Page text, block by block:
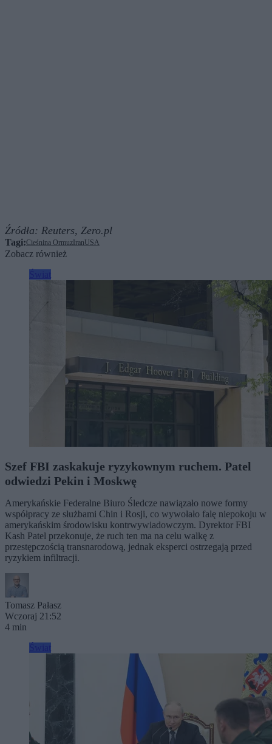
Źródła: Reuters, Zero.pl
Tagi:Cieśnina Ormuz IranUSA
Zobacz również
Szef FBI zaskakuje ryzykownym ruchem. Patel
odwiedzi Pekin i Moskwę
Amerykańskie Federalne Biuro Śledcze nawiązało nowe formy
współpracy ze służbami Chin i Rosji, co wywołało falę niepokoju w
amerykańskim środowisku kontrwywiadowczym. Dyrektor FBI
Kash Patel przekonuje, że ruch ten ma na celu walkę z
przestępczością transnarodową, jednak eksperci ostrzegają przed
ryzykiem infiltracji.
Tomasz Pałasz
Wczoraj 21:52
4 min